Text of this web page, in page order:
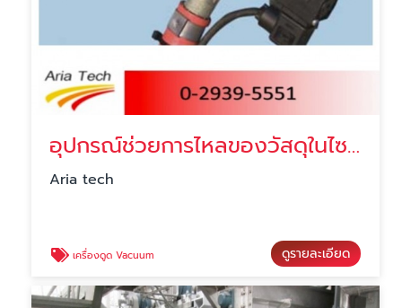
อุปกรณ์ช่วยการไหลของวัสดุในไซโลโดยใช้ลม ราคา
Aria tech
เครื่องดูด Vacuum ดูรายละเอียด